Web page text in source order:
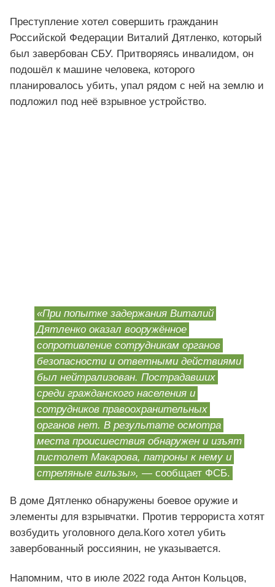
Преступление хотел совершить гражданин
Российской Федерации Виталий Дятленко, который
был завербован СБУ. Притворяясь инвалидом, он
подошёл к машине человека, которого
планировалось убить, упал рядом с ней на землю и
подложил под неё взрывное устройство.
«При попытке задержания Виталий
Дятленко оказал вооружённое
сопротивление сотрудникам органов
безопасности и ответными действиями
был нейтрализован. Пострадавших
среди гражданского населения и
сотрудников правоохранительных
органов нет. В результате осмотра
места происшествия обнаружен и изъят
пистолет Макарова, патроны к нему и
стреляные гильзы», — сообщает ФСБ.
В доме Дятленко обнаружены боевое оружие и
элементы для взрывчатки. Против террориста хотят
возбудить уголовного дела.Кого хотел убить
завербованный россиянин, не указывается.
Напомним, что в июле 2022 года Антон Кольцов,